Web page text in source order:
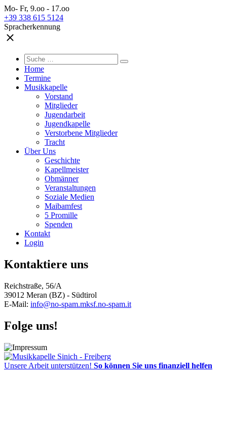
Mo- Fr, 9.oo - 17.oo
+39 338 615 5124
Spracherkennung
Home
Termine
Musikkapelle
Vorstand
Mitglieder
Jugendarbeit
Jugendkapelle
Verstorbene Mitglieder
Tracht
Über Uns
Geschichte
Kapellmeister
Obmänner
Veranstaltungen
Soziale Medien
Maibamfest
5 Promille
Spenden
Kontakt
Login
Kontaktiere uns
Reichstraße, 56/A
39012 Meran (BZ) - Südtirol
E-Mail: info@no-spam.mksf.no-spam.it
Folge uns!
Unsere Arbeit unterstützen! So können Sie uns finanziell helfen